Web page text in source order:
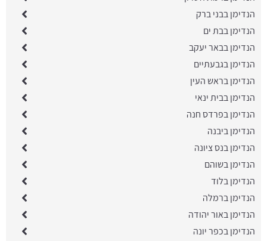
הנדימן בבני ברק
הנדימן בבת ים
הנדימן בבאר יעקב
הנדימן בגבעתיים
הנדימן בראש העין
הנדימן בבית ינאי
הנדימן בפרדס חנה
הנדימן ביבנה
הנדימן בנס ציונה
הנדימן בשוהם
הנדימן בלוד
הנדימן ברמלה
הנדימן באור יהודה
הנדימן בכפר יונה